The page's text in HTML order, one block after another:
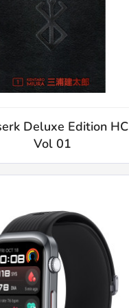
Deluxe Edition HC
Vol 01